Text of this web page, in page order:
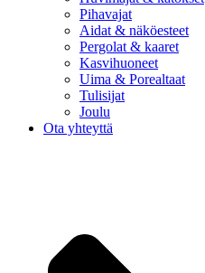
Pihavajat
Aidat & näköesteet
Pergolat & kaaret
Kasvihuoneet
Uima & Porealtaat
Tulisijat
Joulu
Ota yhteyttä